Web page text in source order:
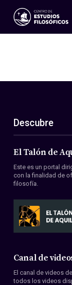
Eventos
ES
EN
Acerca de
Miembros
Convenios
Descubre
El Talón de
Este es un portal
con la finalidad de
filosofía.
Canal de
El canal de videos
todos los videos